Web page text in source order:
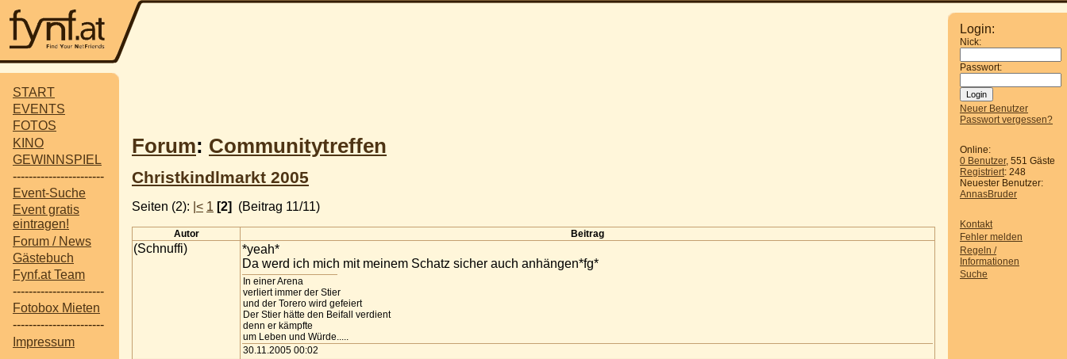
START
EVENTS
FOTOS
KINO
GEWINNSPIEL
-----------------------
Event-Suche
Event gratis
eintragen!
Forum / News
Gästebuch
Fynf.at Team
-----------------------
Fotobox Mieten
-----------------------
Impressum
Login:
Nick:
Passwort:
Neuer Benutzer
Passwort vergessen?
Online:
0 Benutzer, 551 Gäste
Registriert: 248
Neuester Benutzer:
AnnasBruder
Kontakt
Fehler melden
Regeln /
Informationen
Suche
Forum: Communitytreffen
Christkindlmarkt 2005
Seiten (2): |< 1 [2] (Beitrag 11/11)
Autor Beitrag
(Schnuffi)
*yeah*
Da werd ich mich mit meinem Schatz sicher auch anhängen*fg*
In einer Arena
verliert immer der Stier
und der Torero wird gefeiert
Der Stier hätte den Beifall verdient
denn er kämpfte
um Leben und Würde.....
30.11.2005 00:02